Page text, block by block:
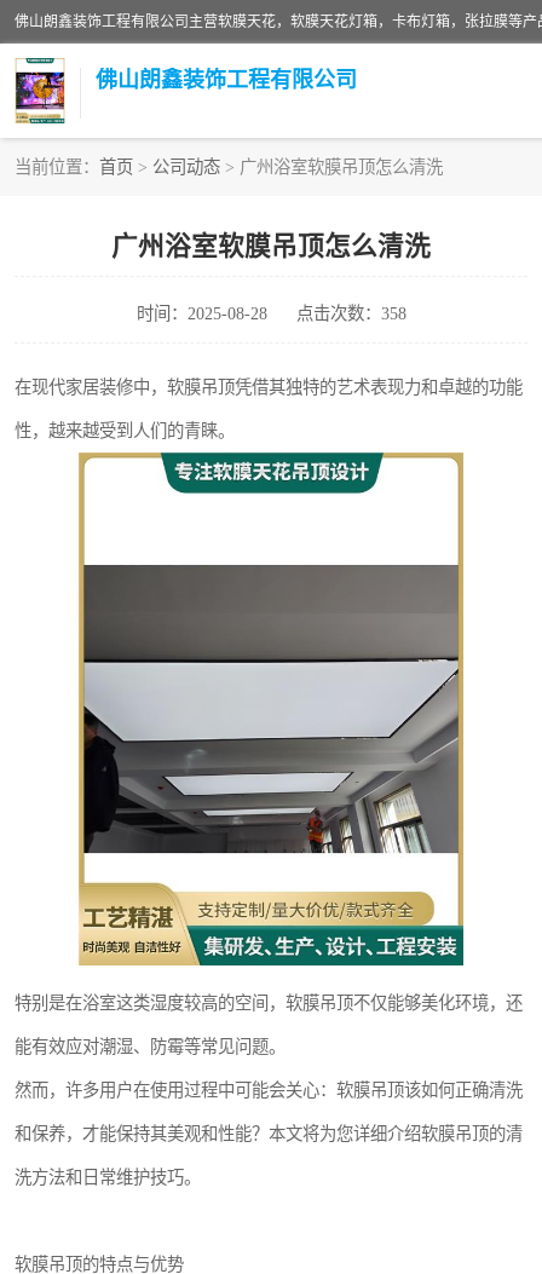
佛山朗鑫装饰工程有限公司
当前位置： 首页 > 公司动态 > 广州浴室软膜吊顶怎么清洗
广州浴室软膜吊顶怎么清洗
时间：2025-08-28 点击次数：358
在现代家居装修中，软膜吊顶凭借其独特的艺术表现力和卓越的功能
性，越来越受到人们的青睐。
特别是在浴室这类湿度较高的空间，软膜吊顶不仅能够美化环境，还
能有效应对潮湿、防霉等常见问题。
然而，许多用户在使用过程中可能会关心：软膜吊顶该如何正确清洗
和保养，才能保持其美观和性能？本文将为您详细介绍软膜吊顶的清
洗方法和日常维护技巧。
软膜吊顶的特点与优势